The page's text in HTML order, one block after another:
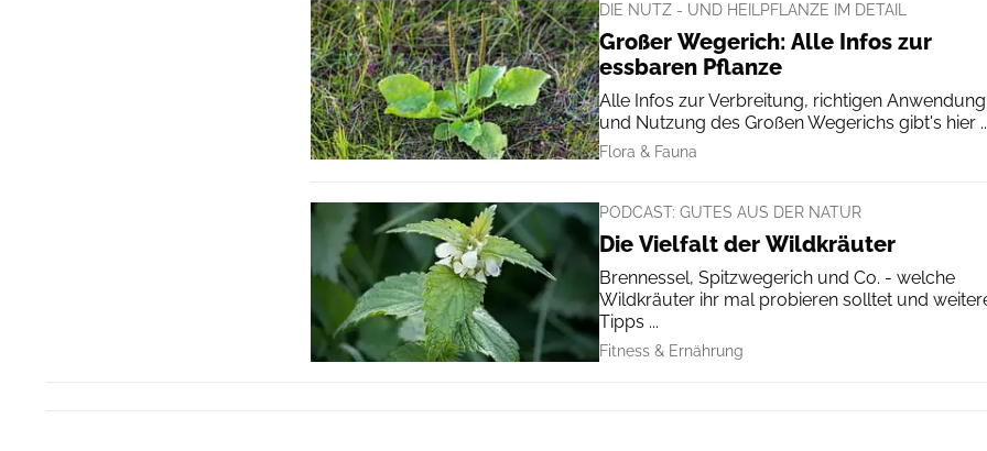
DIE NUTZ - UND HEILPFLANZE IM DETAIL
Großer Wegerich: Alle Infos zur
essbaren Pflanze
Alle Infos zur Verbreitung, richtigen Anwendung
und Nutzung des Großen Wegerichs gibt's hier
Flora & Fauna
PODCAST: GUTES AUS DER NATUR
Die Vielfalt der Wildkräuter
Brennessel, Spitzwegerich und Co. - welche
Wildkräuter ihr mal probieren solltet und
Tipps ...
Fitness & Ernährung